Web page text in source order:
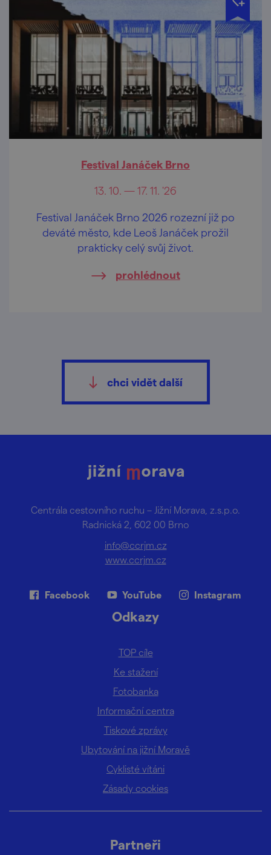
Festival Janáček Brno
13. 10. — 17. 11. '26
Festival Janáček Brno 2026 rozezní již po
deváté město, kde Leoš Janáček prožil
prakticky celý svůj život.
prohlédnout
chci vidět další
Centrála cestovního ruchu – Jižní Morava, z.s.p.o.
Radnická 2, 602 00 Brno
info@ccrjm.cz
www.ccrjm.cz
Facebook YouTube Instagram
Odkazy
TOP cíle
Ke stažení
Fotobanka
Informační centra
Tiskové zprávy
Ubytování na jižní Moravě
Cyklisté vítáni
Zásady cookies
Partneři